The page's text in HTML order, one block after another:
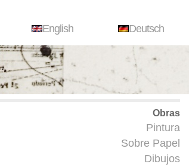
English Deutsch
Obras
Pintura
Sobre Papel
Dibujos